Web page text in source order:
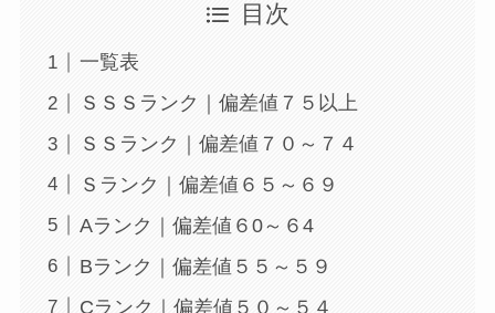
目次
一覧表
ＳＳＳランク｜偏差値７５以上
ＳＳランク｜偏差値７０～７４
Ｓランク｜偏差値６５～６９
Aランク｜偏差値６0～６4
Bランク｜偏差値５５～５９
Cランク｜偏差値５０～５４